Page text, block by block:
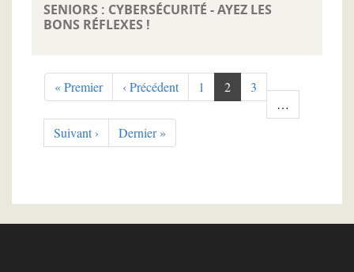
SENIORS : CYBERSÉCURITÉ - AYEZ LES
BONS RÉFLEXES !
Pagination
Première
page
« Premier
Page
précédente
‹ Précédent Page
1
Page
courante
2 Page
3
…
Page
suivante
Suivant ›
Dernière
page
Dernier »